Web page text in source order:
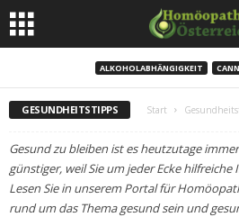
ALKOHOLABHÄNGIGKEIT
GESUNDHEITSTIPPS Start
Gesund zu bleiben ist es heutzutage
günstiger, weil Sie um jeder Ecke
Lesen Sie in unserem Portal für
rund um das Thema gesund sein und